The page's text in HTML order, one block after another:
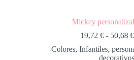
Mickey
19,72 € - 50,68 €
Colores,Infantiles,
decorativos